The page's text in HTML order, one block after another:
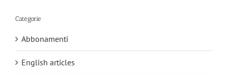
Categorie
Abbonamenti
English articles